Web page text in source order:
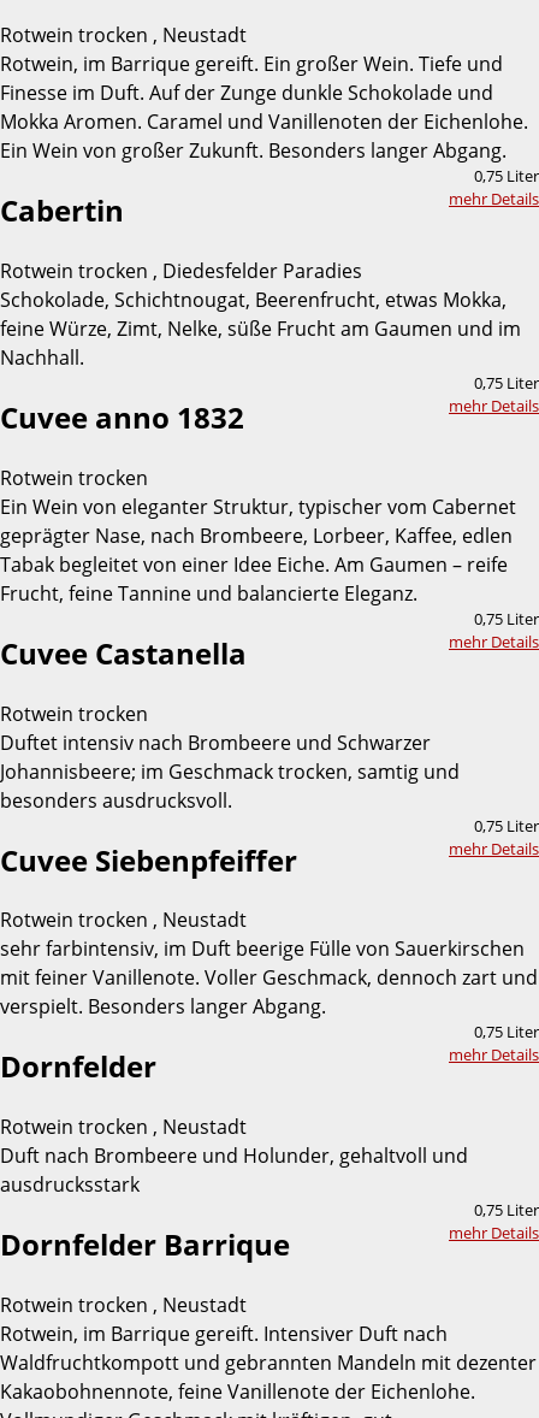
Rotwein trocken , Neustadt
Rotwein, im Barrique gereift. Ein großer Wein. Tiefe und
Finesse im Duft. Auf der Zunge dunkle Schokolade und
Mokka Aromen. Caramel und Vanillenoten der Eichenlohe.
Ein Wein von großer Zukunft. Besonders langer Abgang.
0,75 Liter
mehr Details
Cabertin
Rotwein trocken , Diedesfelder Paradies
Schokolade, Schichtnougat, Beerenfrucht, etwas Mokka,
feine Würze, Zimt, Nelke, süße Frucht am Gaumen und im
Nachhall.
0,75 Liter
mehr Details
Cuvee anno 1832
Rotwein trocken
Ein Wein von eleganter Struktur, typischer vom Cabernet
geprägter Nase, nach Brombeere, Lorbeer, Kaffee, edlen
Tabak begleitet von einer Idee Eiche. Am Gaumen – reife
Frucht, feine Tannine und balancierte Eleganz.
0,75 Liter
mehr Details
Cuvee Castanella
Rotwein trocken
Duftet intensiv nach Brombeere und Schwarzer
Johannisbeere; im Geschmack trocken, samtig und
besonders ausdrucksvoll.
0,75 Liter
mehr Details
Cuvee Siebenpfeiffer
Rotwein trocken , Neustadt
sehr farbintensiv, im Duft beerige Fülle von Sauerkirschen
mit feiner Vanillenote. Voller Geschmack, dennoch zart und
verspielt. Besonders langer Abgang.
0,75 Liter
mehr Details
Dornfelder
Rotwein trocken , Neustadt
Duft nach Brombeere und Holunder, gehaltvoll und
ausdrucksstark
0,75 Liter
mehr Details
Dornfelder Barrique
Rotwein trocken , Neustadt
Rotwein, im Barrique gereift. Intensiver Duft nach
Waldfruchtkompott und gebrannten Mandeln mit dezenter
Kakaobohnennote, feine Vanillenote der Eichenlohe.